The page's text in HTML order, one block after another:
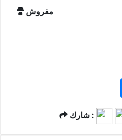
مفروش
شارك :